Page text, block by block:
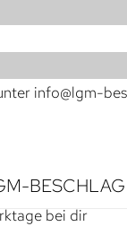
info@lgm-
BESCHLAG
bei dir